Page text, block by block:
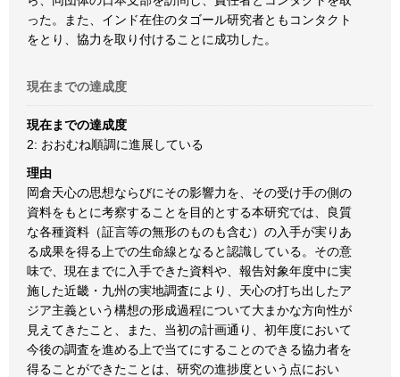
った。また、インド在住のタゴール研究者ともコンタクト
をとり、協力を取り付けることに成功した。
現在までの達成度
現在までの達成度
2: おおむね順調に進展している
理由
岡倉天心の思想ならびにその影響力を、その受け手の側の
資料をもとに考察することを目的とする本研究では、良質
な各種資料（証言等の無形のものも含む）の入手が実りあ
る成果を得る上での生命線となると認識している。その意
味で、現在までに入手できた資料や、報告対象年度中に実
施した近畿・九州の実地調査により、天心の打ち出したア
ジア主義という構想の形成過程について大まかな方向性が
見えてきたこと、また、当初の計画通り、初年度において
今後の調査を進める上で当てにすることのできる協力者を
得ることができたことは、研究の進捗度という点におい